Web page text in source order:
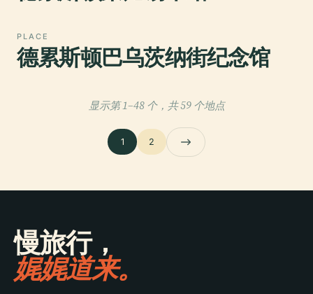
PLACE
德累斯顿巴乌茨纳街纪念馆
显示第 1–48 个，共 59 个地点
1 2
慢旅行，
娓娓道来。